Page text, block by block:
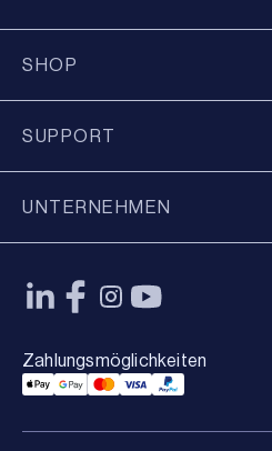
SHOP
SUPPORT
UNTERNEHMEN
Zahlungsmöglichkeiten
Applepay Payment
Googlepay Payment
Mastercard Payment
Visa Payment
Paypal Payment